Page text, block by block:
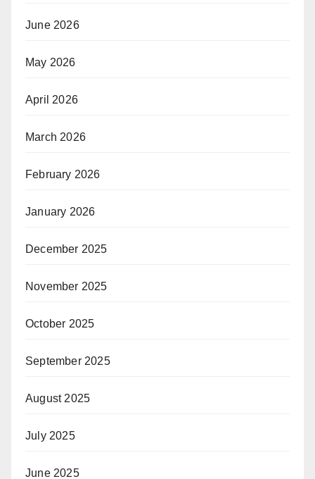
June 2026
May 2026
April 2026
March 2026
February 2026
January 2026
December 2025
November 2025
October 2025
September 2025
August 2025
July 2025
June 2025